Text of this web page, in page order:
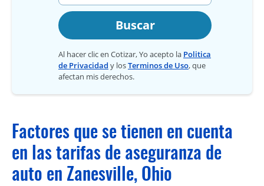
Buscar
Al hacer clic en Cotizar, Yo acepto la Politica
de Privacidad y losTerminos de Uso, que
afectan mis derechos.
Factores que se tienen en cuenta
en las tarifas de aseguranza de
auto en Zanesville, Ohio